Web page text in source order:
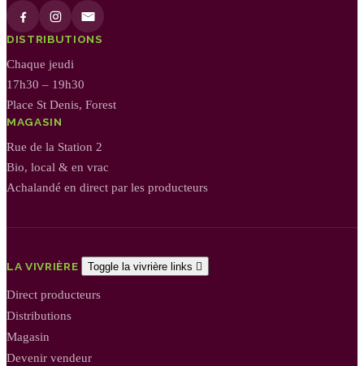
DISTRIBUTIONS
Chaque jeudi
17h30 – 19h30
Place St Denis, Forest
MAGASIN
Rue de la Station 2
Bio, local & en vrac
Achalandé en direct par les producteurs
LA VIVRIÈRE Toggle la vivrière links 
Direct producteurs
Distributions
Magasin
Devenir vendeur